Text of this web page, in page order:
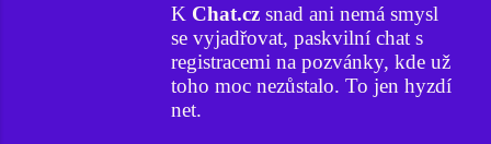
K Chat.cz snad ani nemá smysl
se vyjadřovat, paskvilní chat s
registracemi na pozvánky, kde už
toho moc nezůstalo. To jen hyzdí
net.